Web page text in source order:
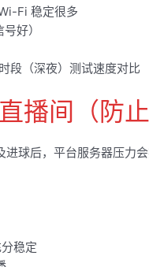
Fi 稳定很多
好）
段（深夜）测试速度对比
播间（防止
球后，平台服务器压力
稳定